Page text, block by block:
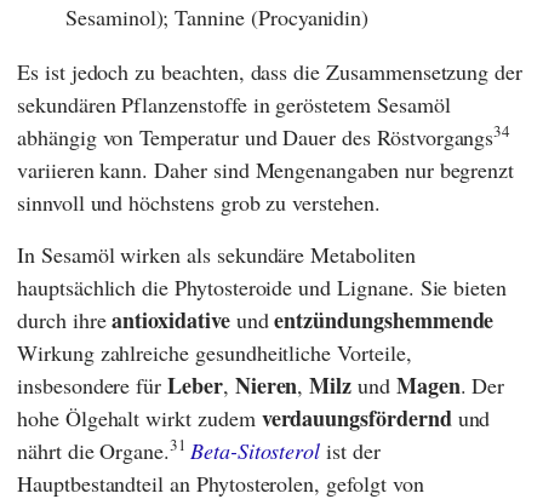
Sesaminol); Tannine (Procyanidin)
Es ist jedoch zu beachten, dass die Zusammensetzung der
sekundären Pflanzenstoffe in geröstetem Sesamöl
abhängig von Temperatur und Dauer des Röstvorgangs34
variieren kann. Daher sind Mengenangaben nur begrenzt
sinnvoll und höchstens grob zu verstehen.
In Sesamöl wirken als sekundäre Metaboliten
hauptsächlich die Phytosteroide und Lignane. Sie bieten
durch ihreantioxidative undentzündungshemmende
Wirkung zahlreiche gesundheitliche Vorteile,
insbesondere fürLeber, Nieren, Milz und Magen. Der
hohe Ölgehalt wirkt zudem verdauungsfördernd und
nährt die Organe.31 Beta-Sitosterol ist der
Hauptbestandteil an Phytosterolen, gefolgt von